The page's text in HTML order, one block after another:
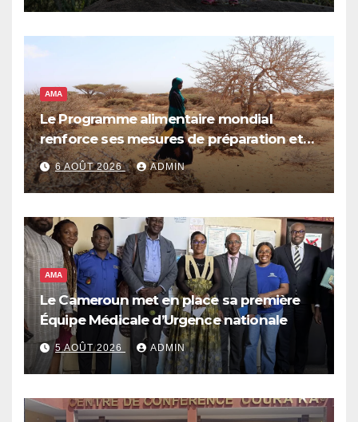
AMA
Le Programme alimentaire mondial
renforce ses mesures de préparation et
de réponse face à la menace d’El Niño,
qui pourrait plonger des dizaines de
alimentaire aiguë
6 AOÛT 2026 ADMIN
AMA
Le Cameroun met en place sa première
Équipe Médicale d’Urgence nationale
5 AOÛT 2026 ADMIN